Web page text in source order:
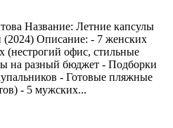
Название: Летние капсулы
Описание: - 7 женских
(нестрогий офис, стильные
на разный бюджет - Подборки
- Готовые пляжные
- 5 мужских...